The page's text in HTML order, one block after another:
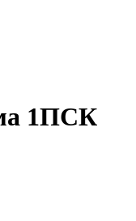
1ПСК